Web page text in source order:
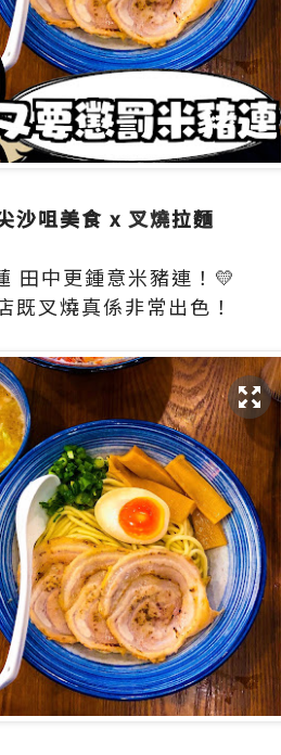
沙咀美食 x 叉燒拉麵
田中更鍾意米豬連！💛
既叉燒真係非常出色！